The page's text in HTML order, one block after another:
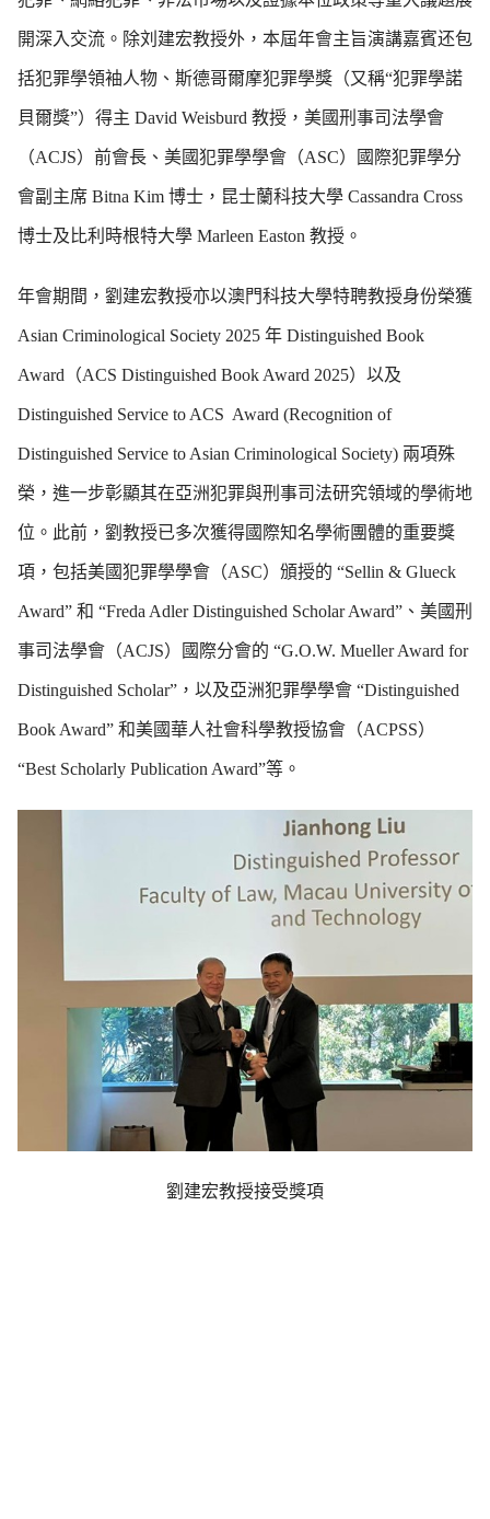
開深入交流。除刘建宏教授外，本屆年會主旨演講嘉賓还包
括犯罪學領袖人物、斯德哥爾摩犯罪學獎（又稱“犯罪學諾
貝爾獎”）得主 David Weisburd 教授，美國刑事司法學會
（ACJS）前會長、美國犯罪學學會（ASC）國際犯罪學分
會副主席 Bitna Kim 博士，昆士蘭科技大學 Cassandra Cross
博士及比利時根特大學 Marleen Easton 教授。
年會期間，劉建宏教授亦以澳門科技大學特聘教授身份榮獲
Asian Criminological Society 2025 年 Distinguished Book
Award（ACS Distinguished Book Award 2025）以及
Distinguished Service to ACS Award (Recognition of
Distinguished Service to Asian Criminological Society) 兩項殊
榮，進一步彰顯其在亞洲犯罪與刑事司法研究領域的學術地
位。此前，劉教授已多次獲得國際知名學術團體的重要獎
項，包括美國犯罪學學會（ASC）頒授的 “Sellin & Glueck
Award” 和 “Freda Adler Distinguished Scholar Award”、美國刑
事司法學會（ACJS）國際分會的 “G.O.W. Mueller Award for
Distinguished Scholar”，以及亞洲犯罪學學會 “Distinguished
Book Award” 和美國華人社會科學教授協會（ACPSS）
“Best Scholarly Publication Award”等。
劉建宏教授接受獎項